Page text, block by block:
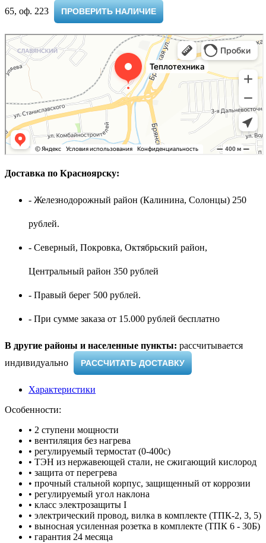
65, оф. 223 ​
ПРОВЕРИТЬ НАЛИЧИЕ
Доставка по Красноярску:
- Железнодорожный район (Калинина, Солонцы) 250
рублей.
- Северный, Покровка, Октябрьский район,
Центральный район 350 рублей
- Правый берег 500 рублей.
- При сумме заказа от 15.000 рублей бесплатно
В другие районы и населенные пункты: рассчитывается
индивидуально ​
РАССЧИТАТЬ ДОСТАВКУ
Характеристики
Особенности:
• 2 ступени мощности
• вентиляция без нагрева
• регулируемый термостат (0-400с)
• ТЭН из нержавеющей стали, не сжигающий кислород
• защита от перегрева
• прочный стальной корпус, защищенный от коррозии
• регулируемый угол наклона
• класс электрозащиты I
• электрический провод, вилка в комплекте (ТПК-2, 3, 5)
• выносная усиленная розетка в комплекте (ТПК 6 - 30Б)
• гарантия 24 месяца